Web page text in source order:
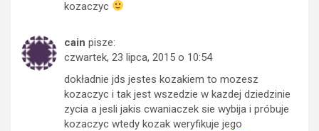
kozaczyc
cain pisze:
czwartek, 23 lipca, 2015 o 10:54
dokładnie jds jestes kozakiem to mozesz
kozaczyc i tak jest wszedzie w kazdej dziedzinie
zycia a jesli jakis cwaniaczek sie wybija i próbuje
kozaczyc wtedy kozak weryfikuje jego